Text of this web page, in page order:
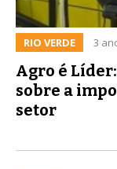
RIO VERDE 3
Agro é
sobre a
setor